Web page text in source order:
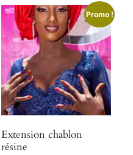
Promo !
Extension chablon
résine